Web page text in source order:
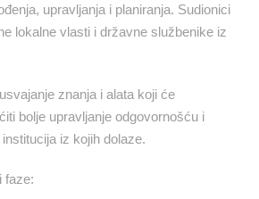
upravljanja i planiranja. Sudionici
lokalne vlasti i državne službenike iz
znanja i alata koji će
bolje upravljanje odgovornošću i
iz kojih dolaze.
faze: